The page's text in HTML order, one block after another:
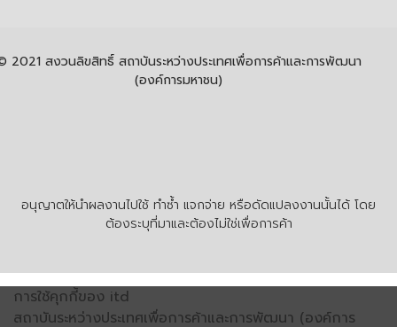
อนุญาตให้นำผลงานไปใช้ ทำซ้ำ แจกจ่าย หรือดัดแปลงงานนั้นได้ โดย
ต้องระบุที่มาและต้องไม่ใช่เพื่อการค้า
2021 สงวนลิขสิทธิ์ สถาบันระหว่างประเทศเพื่อการค้าและการพัฒนา
(องค์การมหาชน)
การใช้คุกกี้ของ itd
สถาบันระหว่างประเทศเพื่อการค้าและการพัฒนา (องค์การ